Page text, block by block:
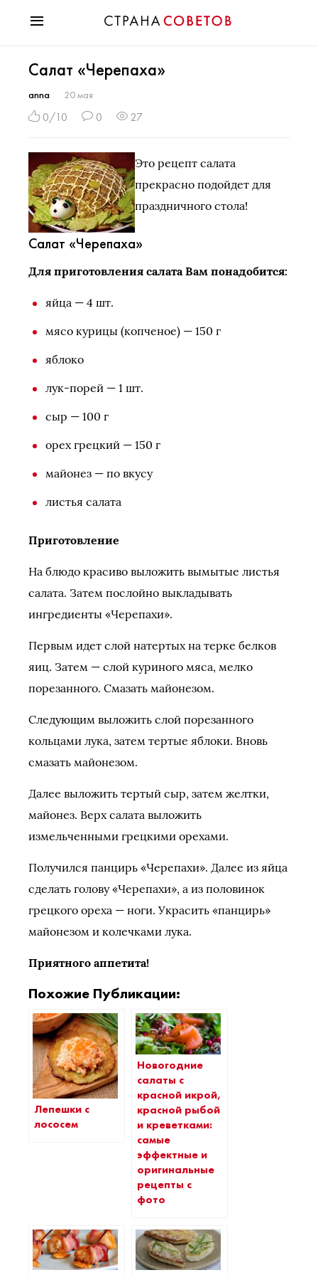
Мода
Звезды
Гороскопы
Психология
Хобби
Разное
Праздники
Салат «Черепаха»
anna 20 мая
0/10 0 27
Это рецепт салата
прекрасно подойдет для
праздничного стола!
Салат «Черепаха»
Для приготовления салата Вам понадобится:
яйца — 4 шт.
мясо курицы (копченое) — 150 г
яблоко
лук-порей — 1 шт.
сыр — 100 г
орех грецкий — 150 г
майонез — по вкусу
листья салата
Приготовление
На блюдо красиво выложить вымытые листья
салата. Затем послойно выкладывать
ингредиенты «Черепахи».
Первым идет слой натертых на терке белков
яиц. Затем — слой куриного мяса, мелко
порезанного. Смазать майонезом.
Следующим выложить слой порезанного
кольцами лука, затем тертые яблоки. Вновь
смазать майонезом.
Далее выложить тертый сыр, затем желтки,
майонез. Верх салата выложить
измельченными грецкими орехами.
Получился панцирь «Черепахи». Далее из яйца
сделать голову «Черепахи», а из половинок
грецкого ореха — ноги. Украсить «панцирь»
майонезом и колечками лука.
Приятного аппетита!
Похожие Публикации:
Лепешки с
лососем
Новогодние
салаты с
красной икрой,
красной рыбой
и креветками:
самые
эффектные и
оригинальные
рецепты с
фото